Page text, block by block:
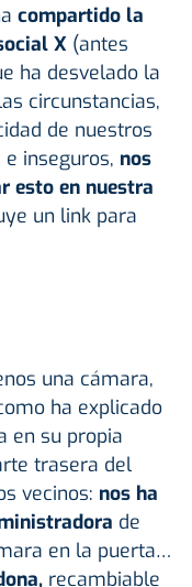
compartido la
X (antes
ha desvelado la
circunstancias,
de nuestros
inseguros, nos
esto en nuestra
un link para
una cámara,
ha explicado
en su propia
trasera del
vecinos: nos ha
de
en la puerta…
recambiable